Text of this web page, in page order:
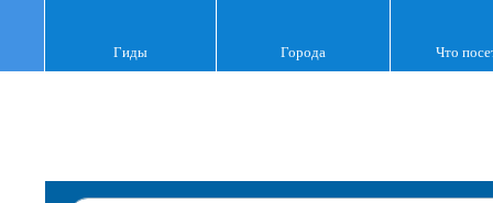
Гиды Города Что